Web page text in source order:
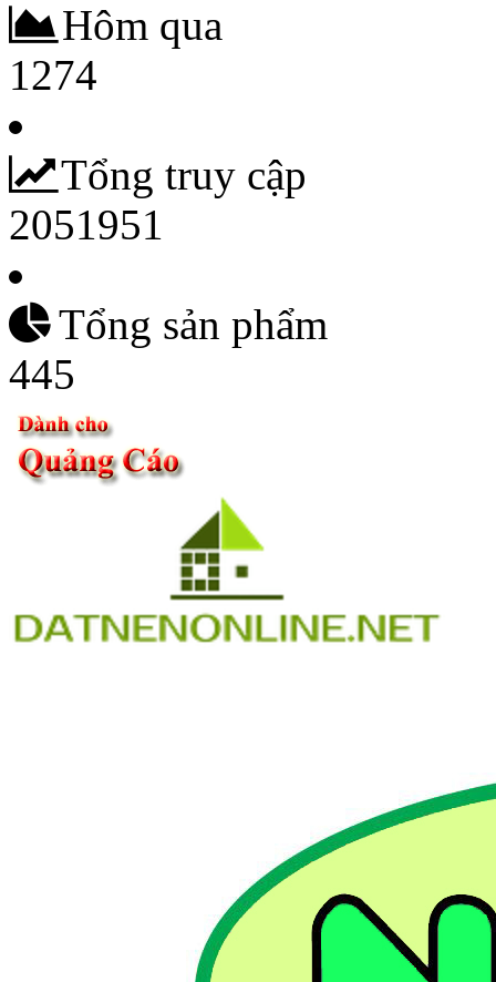
Hôm qua
1274
Tổng truy cập
2051951
Tổng sản phẩm
445